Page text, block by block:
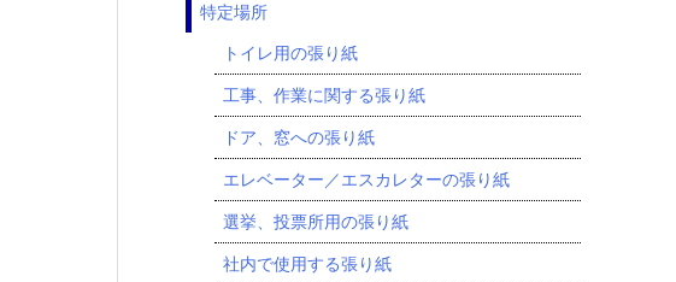
特定場所
トイレ用の張り紙
工事、作業に関する張り紙
ドア、窓への張り紙
エレベーター／エスカレターの張り紙
選挙、投票所用の張り紙
社内で使用する張り紙